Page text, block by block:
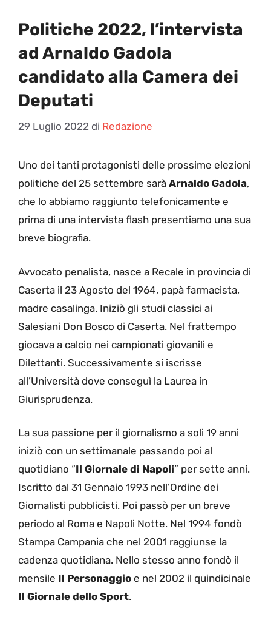
Politiche 2022, l’intervista
ad Arnaldo Gadola
candidato alla Camera dei
Deputati
29 Luglio 2022 di Redazione
Uno dei tanti protagonisti delle prossime elezioni
politiche del 25 settembre sarà Arnaldo Gadola,
che lo abbiamo raggiunto telefonicamente e
prima di una intervista flash presentiamo una sua
breve biografia.
Avvocato penalista, nasce a Recale in provincia di
Caserta il 23 Agosto del 1964, papà farmacista,
madre casalinga. Iniziò gli studi classici ai
Salesiani Don Bosco di Caserta. Nel frattempo
giocava a calcio nei campionati giovanili e
Dilettanti. Successivamente si iscrisse
all’Università dove conseguì la Laurea in
Giurisprudenza.
La sua passione per il giornalismo a soli 19 anni
iniziò con un settimanale passando poi al
quotidiano “Il Giornale di Napoli” per sette anni.
Iscritto dal 31 Gennaio 1993 nell’Ordine dei
Giornalisti pubblicisti. Poi passò per un breve
periodo al Roma e Napoli Notte. Nel 1994 fondò
Stampa Campania che nel 2001 raggiunse la
cadenza quotidiana. Nello stesso anno fondò il
mensile Il Personaggio e nel 2002 il quindicinale
Il Giornale dello Sport.